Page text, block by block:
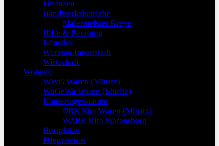
Finanzen
Handwerksbetriebe
Malermeister Kreye
Hilfe & Beratung
Künstler
Warener Innenstadt
Wirtschaft
Wohnen
WWG Waren (Müritz)
WoGeWa Waren (Müritz)
Kindertagesstätten
DRK Kita Waren (Müritz)
WABE-Kita Warensberg
Hortplätze
Pflegeheime